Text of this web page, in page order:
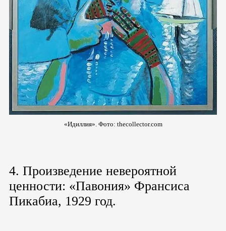
«Идиллия». Фото: thecollector.com
4. Произведение невероятной
ценности: «Павония» Франсиса
Пикабиа, 1929 год.